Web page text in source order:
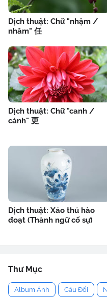
Dịch thuật: Chữ "nhậm /
nhâm" 任
Dịch thuật: Chữ "canh /
cánh" 更
Dịch thuật: Xảo thủ hào
đoạt (Thành ngữ cố sự)
Thư Mục
Album Ảnh Câu Đối